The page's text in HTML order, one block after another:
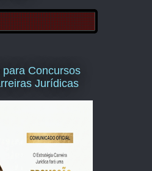
para Concursos
Jurídicas